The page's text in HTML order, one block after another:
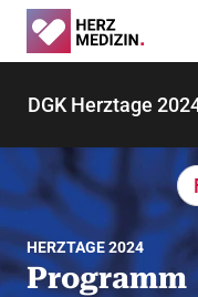
DGK Herztage
HERZTAGE 2024
Programm